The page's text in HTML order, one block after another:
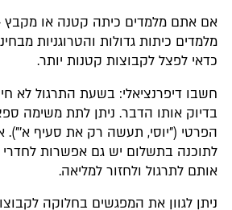
אם אתם מלמדים כיתה קטנה או מקבץ
מלמדים כיתות גדולות והטרוגניות
כדאי לפצל לקבוצות קטנות יותר.
חשבו דיפרנציאלי: בשעת התרגול לא
בדיוק אותו הדבר. ניתן לתת משימה
הפרטי ("יוסי, תעשה רק את סעיף
לתוכנה בתשלום יש גם אפשרות לחדרי
אותם לתרגול ולחזור למליאה.